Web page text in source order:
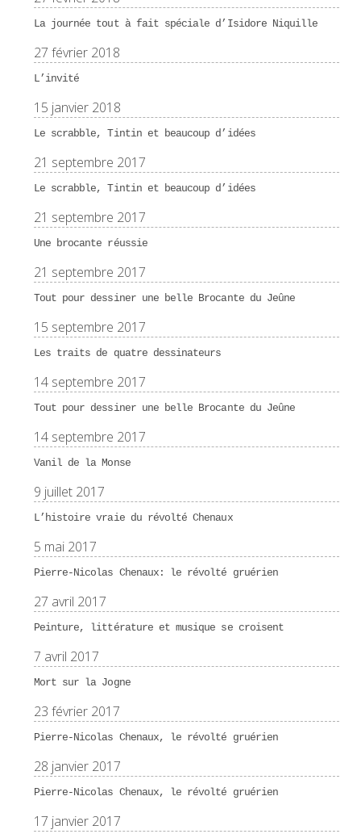
La journée tout à fait spéciale d’Isidore Niquille
27 février 2018
L’invité
15 janvier 2018
Le scrabble, Tintin et beaucoup d’idées
21 septembre 2017
Le scrabble, Tintin et beaucoup d’idées
21 septembre 2017
Une brocante réussie
21 septembre 2017
Tout pour dessiner une belle Brocante du Jeûne
15 septembre 2017
Les traits de quatre dessinateurs
14 septembre 2017
Tout pour dessiner une belle Brocante du Jeûne
14 septembre 2017
Vanil de la Monse
9 juillet 2017
L’histoire vraie du révolté Chenaux
5 mai 2017
Pierre-Nicolas Chenaux: le révolté gruérien
27 avril 2017
Peinture, littérature et musique se croisent
7 avril 2017
Mort sur la Jogne
23 février 2017
Pierre-Nicolas Chenaux, le révolté gruérien
28 janvier 2017
Pierre-Nicolas Chenaux, le révolté gruérien
17 janvier 2017